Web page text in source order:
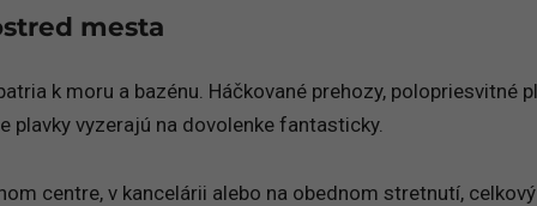
mesta
k moru a bazénu. Háčkované prehozy, polopriesvitné
plavky vyzerajú na dovolenke fantasticky.
centre, v kancelárii alebo na obednom stretnutí, celkový